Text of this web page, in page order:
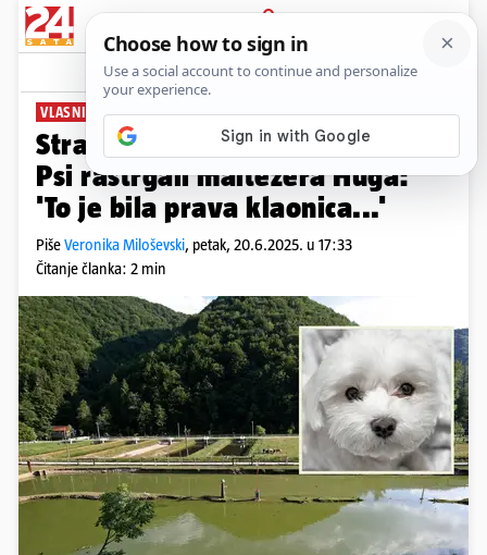
PRIJAVA
News Komentari
VLASNIK ĆE TUŽITI PARK!
Strava u parku kod Samobora!
Psi rastrgali maltezera Huga:
'To je bila prava klaonica...'
PišeVeronika Miloševski, petak, 20.6.2025. u 17:33
Čitanje članka: 2 min